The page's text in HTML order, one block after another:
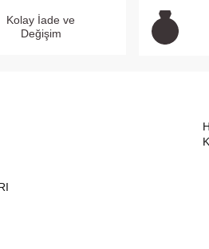
Kolay İade ve
Değişim